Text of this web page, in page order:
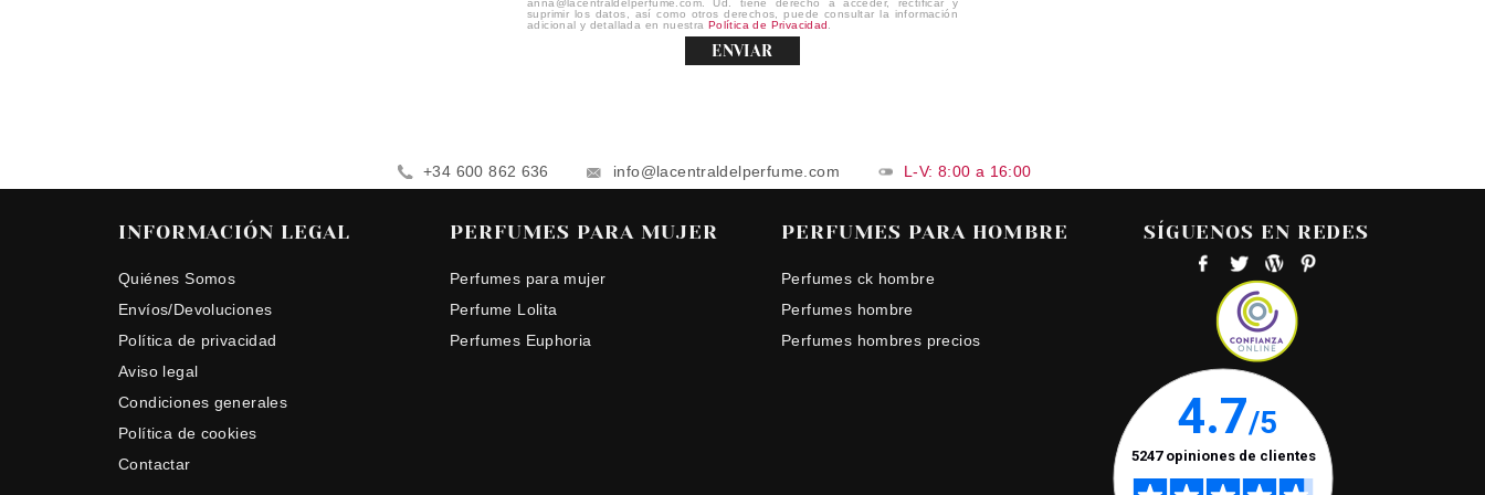
anna@lacentraldelperfume.com. Ud. tiene derecho a acceder, rectificar y
suprimir los datos, así como otros derechos, puede consultar la información
adicional y detallada en nuestra Política de Privacidad
ENVIAR
+34 600 862 636 info@lacentraldelperfume.com L-V: 8:00 a 16:00
INFORMACIÓN LEGAL
Quiénes Somos
Envíos/Devoluciones
Política de privacidad
Aviso legal
Condiciones generales
Política de cookies
Contactar
PERFUMES PARA MUJER
Perfumes para mujer
Perfume Lolita
Perfumes Euphoria
PERFUMES PARA HOMBRE
Perfumes ck hombre
Perfumes hombre
Perfumes hombres precios
SÍGUENOS EN REDES